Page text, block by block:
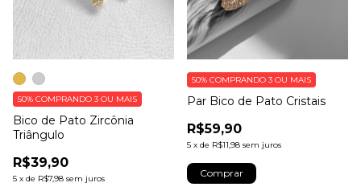
Bico de Pato Zircônia
Triângulo
R$39,90
5 x de R$7,98 sem juros
50% COMPRANDO 3 OU MAIS Par Bico de Pato Cristais
R$59,90
5 x de R$11,98 sem juros
50% COMPRANDO 3 OU MAIS